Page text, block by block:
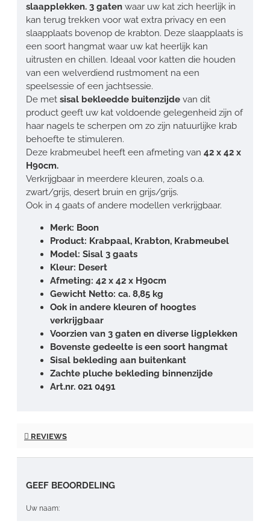
slaapplekken. 3 gaten waar uw kat zich heerlijk in
kan terug trekken voor wat extra privacy en een
slaapplaats bovenop de krabton. Deze slaapplaats is
een soort hangmat waar uw kat heerlijk kan
uitrusten en chillen. Ideaal voor katten die houden
van een welverdiend rustmoment na een
speelsessie of een jachtsessie.
De met sisal bekleedde buitenzijde van dit
product geeft uw kat voldoende gelegenheid zijn of
haar nagels te scherpen om zo zijn natuurlijke krab
behoefte te stimuleren.
Deze krabmeubel heeft een afmeting van 42 x 42 x
H90cm.
Verkrijgbaar in meerdere kleuren, zoals o.a.
zwart/grijs, desert bruin en grijs/grijs.
Ook in 4 gaats of andere modellen verkrijgbaar.
Merk: Boon
Product: Krabpaal, Krabton, Krabmeubel
Model: Sisal 3 gaats
Kleur: Desert
Afmeting: 42 x 42 x H90cm
Gewicht Netto: ca. 8,85 kg
Ook in andere kleuren of hoogtes
verkrijgbaar
Voorzien van 3 gaten en diverse ligplekken
Bovenste gedeelte is een soort hangmat
Sisal bekleding aan buitenkant
Zachte pluche bekleding binnenzijde
Art.nr. 021 0491
REVIEWS
GEEF BEOORDELING
Uw naam: